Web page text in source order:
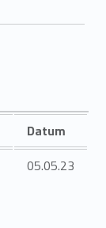
Datum
05.05.23